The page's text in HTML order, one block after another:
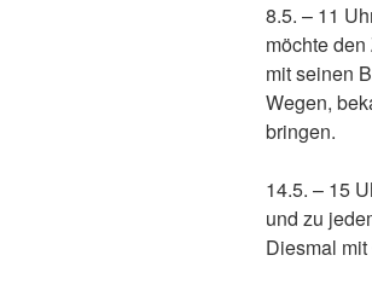
8.5. – 11
möchte
mit seinen
Wegen,
bringen.
14.5. – 15
und zu
Diesmal